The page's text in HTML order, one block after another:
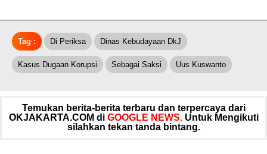
Tag : Di Periksa Dinas Kebudayaan DkJ
Kasus Dugaan Korupsi Sebagai Saksi Uus Kuswanto
Temukan berita-berita terbaru dan terpercaya dari
OKJAKARTA.COM di GOOGLE NEWS. Untuk Mengikuti
silahkan tekan tanda bintang.